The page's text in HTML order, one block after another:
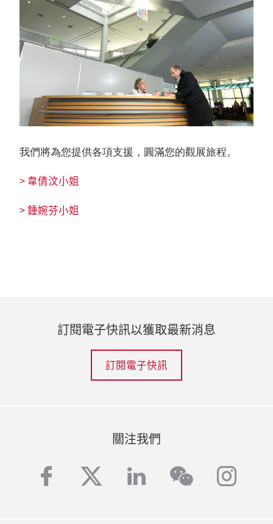
我們將為您提供各項支援，圓滿您的觀展旅程。
> 韋倩汶小姐
> 鍾婉芬小姐
訂閱電子快訊以獲取最新消息
訂閱電子快訊
關注我們
facebook
twitterlinkedinwechat